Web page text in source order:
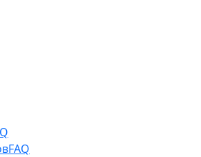
FAQ